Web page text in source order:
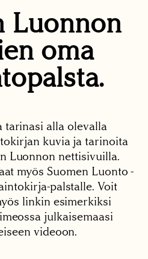
Luonnon
oma
tarinasi alla olevalla
kuvia ja tarinoita
Luonnon nettisivuilla.
myös Suomen Luonto -
palstalle. Voit
linkin esimerkiksi
julkaisemaasi
videoon.